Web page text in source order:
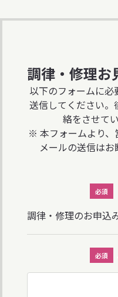
調律・修理お
以下のフォームに
送信してください。
絡をさせて
※ 本フォームより、
メールの送信はお
必須
調律・修理のお申込
必須